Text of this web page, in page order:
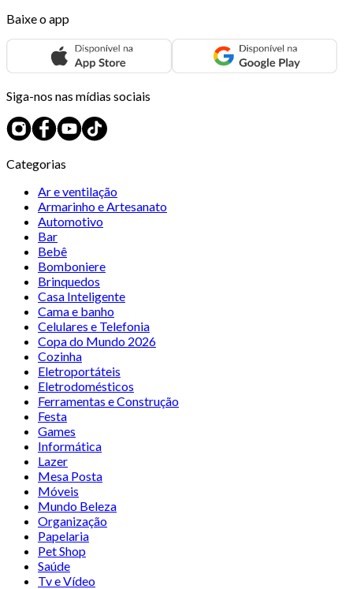
Baixe o app
Siga-nos nas mídias sociais
Categorias
Ar e ventilação
Armarinho e Artesanato
Automotivo
Bar
Bebê
Bomboniere
Brinquedos
Casa Inteligente
Cama e banho
Celulares e Telefonia
Copa do Mundo 2026
Cozinha
Eletroportáteis
Eletrodomésticos
Ferramentas e Construção
Festa
Games
Informática
Lazer
Mesa Posta
Móveis
Mundo Beleza
Organização
Papelaria
Pet Shop
Saúde
Tv e Vídeo